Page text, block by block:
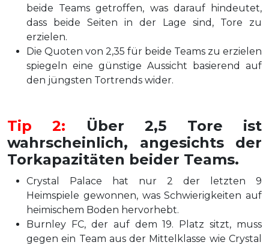
beide Teams getroffen, was darauf hindeutet,
dass beide Seiten in der Lage sind, Tore zu
erzielen.
Die Quoten von 2,35 für beide Teams zu erzielen
spiegeln eine günstige Aussicht basierend auf
den jüngsten Tortrends wider.
Tip 2: Über 2,5 Tore ist
wahrscheinlich, angesichts der
Torkapazitäten beider Teams.
Crystal Palace hat nur 2 der letzten 9
Heimspiele gewonnen, was Schwierigkeiten auf
heimischem Boden hervorhebt.
Burnley FC, der auf dem 19. Platz sitzt, muss
gegen ein Team aus der Mittelklasse wie Crystal